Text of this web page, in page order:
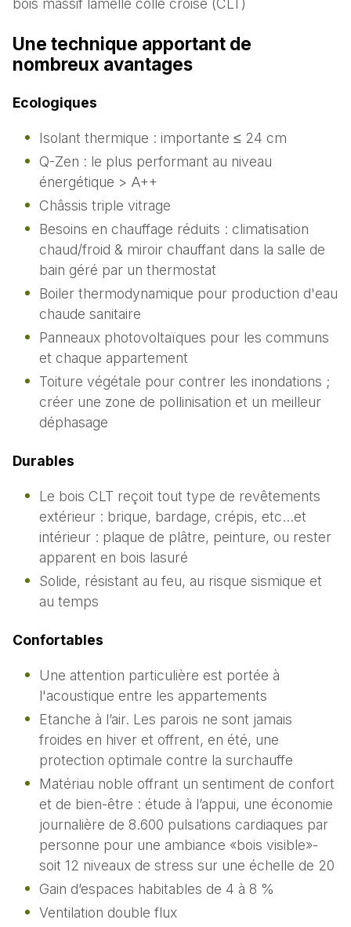
bois massif lamellé collé croisé (CLT)
Une technique apportant de
nombreux avantages
Ecologiques
Isolant thermique : importante ≤ 24 cm
Q-Zen : le plus performant au niveau
énergétique > A++
Châssis triple vitrage
Besoins en chauffage réduits : climatisation
chaud/froid & miroir chauffant dans la salle de
bain géré par un thermostat
Boiler thermodynamique pour production d'eau
chaude sanitaire
Panneaux photovoltaïques pour les communs
et chaque appartement
Toiture végétale pour contrer les inondations ;
créer une zone de pollinisation et un meilleur
déphasage
Durables
Le bois CLT reçoit tout type de revêtements
extérieur : brique, bardage, crépis, etc…et
intérieur : plaque de plâtre, peinture, ou rester
apparent en bois lasuré
Solide, résistant au feu, au risque sismique et
au temps
Confortables
Une attention particulière est portée à
l'acoustique entre les appartements
Etanche à l’air. Les parois ne sont jamais
froides en hiver et offrent, en été, une
protection optimale contre la surchauffe
Matériau noble offrant un sentiment de confort
et de bien-être : étude à l’appui, une économie
journalière de 8.600 pulsations cardiaques par
personne pour une ambiance «bois visible»-
soit 12 niveaux de stress sur une échelle de 20
Gain d’espaces habitables de 4 à 8 %
Ventilation double flux